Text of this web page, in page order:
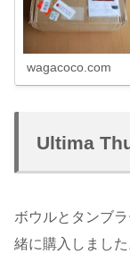
wagacoco.com
Ultima
ボウルとタンブ
緒に購入しました